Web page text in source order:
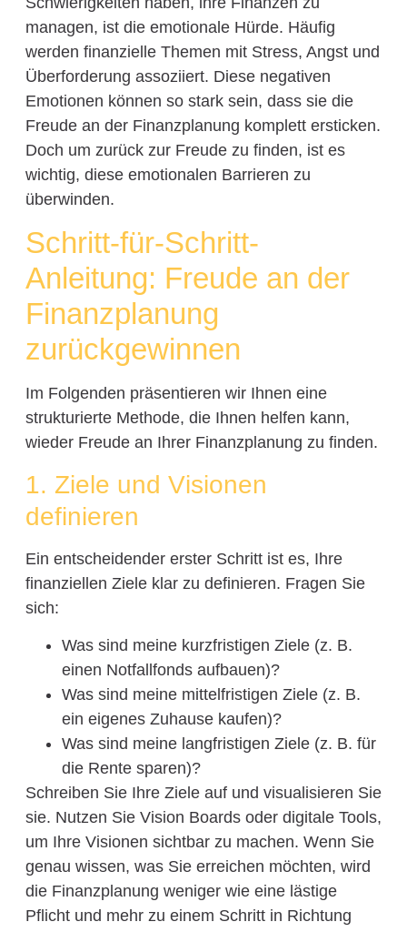
managen, ist die emotionale Hürde. Häufig
werden finanzielle Themen mit Stress, Angst und
Überforderung assoziiert. Diese negativen
Emotionen können so stark sein, dass sie die
Freude an der Finanzplanung komplett ersticken.
Doch um zurück zur Freude zu finden, ist es
wichtig, diese emotionalen Barrieren zu
überwinden.
Schritt-für-Schritt-
Anleitung: Freude an der
Finanzplanung
zurückgewinnen
Im Folgenden präsentieren wir Ihnen eine
strukturierte Methode, die Ihnen helfen kann,
wieder Freude an Ihrer Finanzplanung zu finden.
1. Ziele und Visionen
definieren
Ein entscheidender erster Schritt ist es, Ihre
finanziellen Ziele klar zu definieren. Fragen Sie
sich:
Was sind meine kurzfristigen Ziele (z. B.
einen Notfallfonds aufbauen)?
Was sind meine mittelfristigen Ziele (z. B.
ein eigenes Zuhause kaufen)?
Was sind meine langfristigen Ziele (z. B. für
die Rente sparen)?
Schreiben Sie Ihre Ziele auf und visualisieren Sie
sie. Nutzen Sie Vision Boards oder digitale Tools,
um Ihre Visionen sichtbar zu machen. Wenn Sie
genau wissen, was Sie erreichen möchten, wird
die Finanzplanung weniger wie eine lästige
Pflicht und mehr zu einem Schritt in Richtung